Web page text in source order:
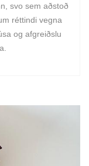
svo sem aðstoð
réttindi vegna
og afgreiðslu